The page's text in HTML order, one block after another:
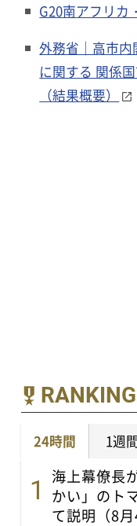
G20南アフリカ
外務省｜高市
に関する 関係
（結果概要）
RANKING
24時間 1週
海上幕僚長
かい」のト
て説明（8月